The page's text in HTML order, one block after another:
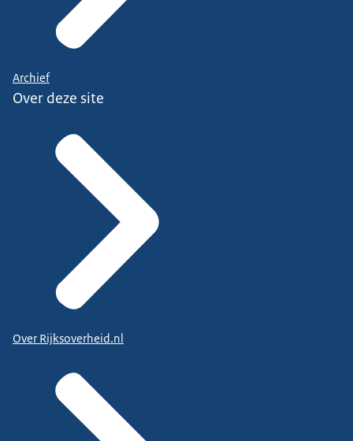
Archief
Over deze site
Over Rijksoverheid.nl